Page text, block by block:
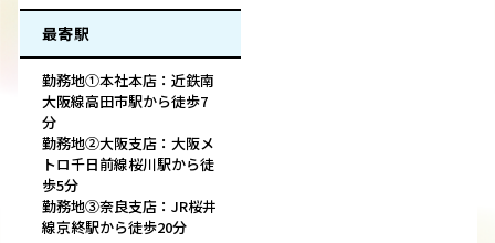
最寄駅
勤務地①本社本店：近鉄南
大阪線高田市駅から徒歩7
分
勤務地②大阪支店：大阪メ
トロ千日前線桜川駅から徒
歩5分
勤務地③奈良支店：JR桜井
線京終駅から徒歩20分